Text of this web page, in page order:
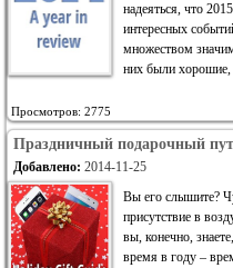
надеяться, что
интересных
множеством
них были хорошие,
Просмотров: 2775
Праздничный подарочный
Добавлено: 2014-11-25
Вы его слышите?
присутствие в
вы, конечно,
время в году –